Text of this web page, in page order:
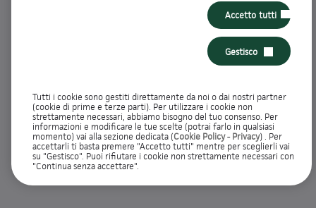
CONFERMA
Condotta|Condizioni Assicurative|Preferenze cookie: solo
necessari|Accessibilità
Tutti i cookie sono gestiti direttamente da noi o dai nostri partner
(cookie di prime e terze parti). Per utilizzare i cookie non
strettamente necessari, abbiamo bisogno del tuo consenso. Per
informazioni e modificare le tue scelte (potrai farlo in qualsiasi
momento) vai alla sezione dedicata (Cookie Policy-Privacy) . Per
accettarli ti basta premere "Accetto tutti" mentre per sceglierli vai
su "Gestisco". Puoi rifiutare i cookie non strettamente necessari con
"Continua senza accettare".
Gestisco
Accetto tutti